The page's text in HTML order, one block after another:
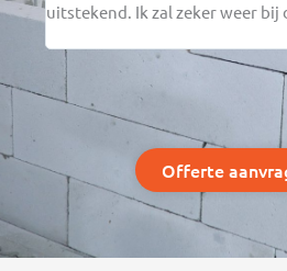
uitstekend. Ik zal zeker weer
Offerte